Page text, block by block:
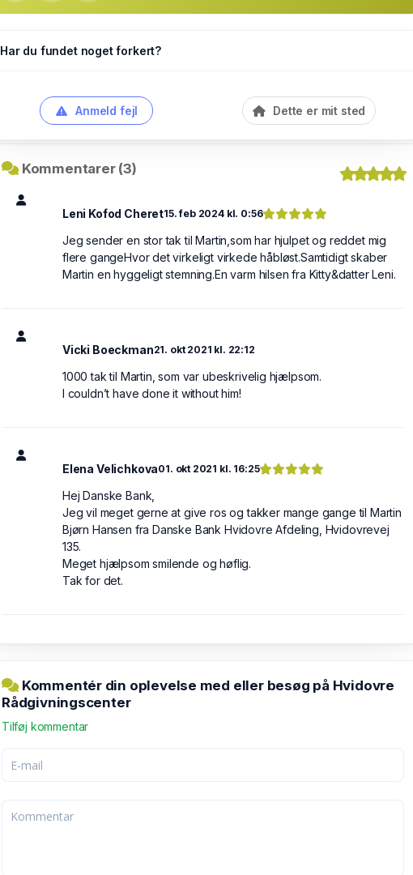
Har du fundet noget forkert?
Anmeld fejl Dette er mit sted
Kommentarer (3)
Leni Kofod Cheret15. feb 2024 kl. 0:56
Jeg sender en stor tak til Martin,som har hjulpet og reddet mig
flere gangeHvor det virkeligt virkede håbløst.Samtidigt skaber
Martin en hyggeligt stemning.En varm hilsen fra Kitty&datter Leni.
Vicki Boeckman21. okt 2021 kl. 22:12
1000 tak til Martin, som var ubeskrivelig hjælpsom.
I couldn’t have done it without him!
Elena Velichkova01. okt 2021 kl. 16:25
Hej Danske Bank,
Jeg vil meget gerne at give ros og takker mange gange til Martin
Bjørn Hansen fra Danske Bank Hvidovre Afdeling, Hvidovrevej
135.
Meget hjælpsom smilende og høflig.
Tak for det.
Kommentér din oplevelse med eller besøg på Hvidovre
Rådgivningscenter
Tilføj kommentar